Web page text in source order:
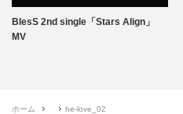
BlesS 2nd single「Stars Align」
MV
ホーム he-love_02